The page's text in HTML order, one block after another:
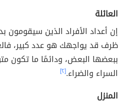
العائلة
إن أعداد الأفراد الذين
ظرف قد يواجهك هو عدد كبير،
ببعضها البعض، ودائمًا ما تكون
السراء والضراء.[٢]
المنزل